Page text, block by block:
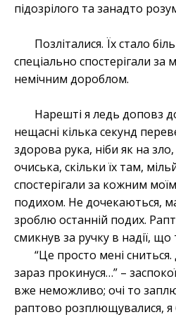
підозрілого та занадто
Позліталися. Їх стало
спеціально спостерігали
немічним дороблом.
Нарешті я ледь доповз
нещасні кілька секунд
здорова рука, ніби як на зло,
очиська, скільки їх там,
спостерігали за кожним
подихом. Не дочекаються,
зроблю останній подих.
смикнув за ручку в надії, що
“Це просто мені
зараз прокинуся…” –
вже неможливо; очі то
раптово розплющувалися,